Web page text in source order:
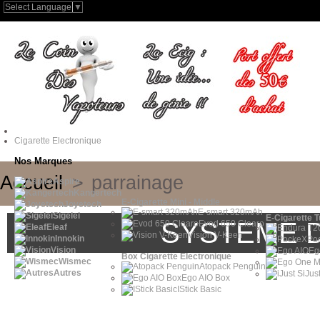
Cigarette Electronique
Nos Marques
Aspire
Kangertech
Joyetech
Sigelei
Eleaf
Innokin
Vision
Wismec
Autres
E-Cigarette Mini - Middle
E-smart 320mAh
Evod 650 Clearo
Vision V-Keen
Box Cigarette Electronique
Atopack Penguin
Ego AIO Box
IStick Basic
E-Cigarette
Select Language ▼
Accueil > parrainage
SYSTEME